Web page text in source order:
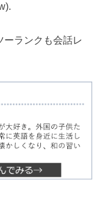
ーランクも会話レ